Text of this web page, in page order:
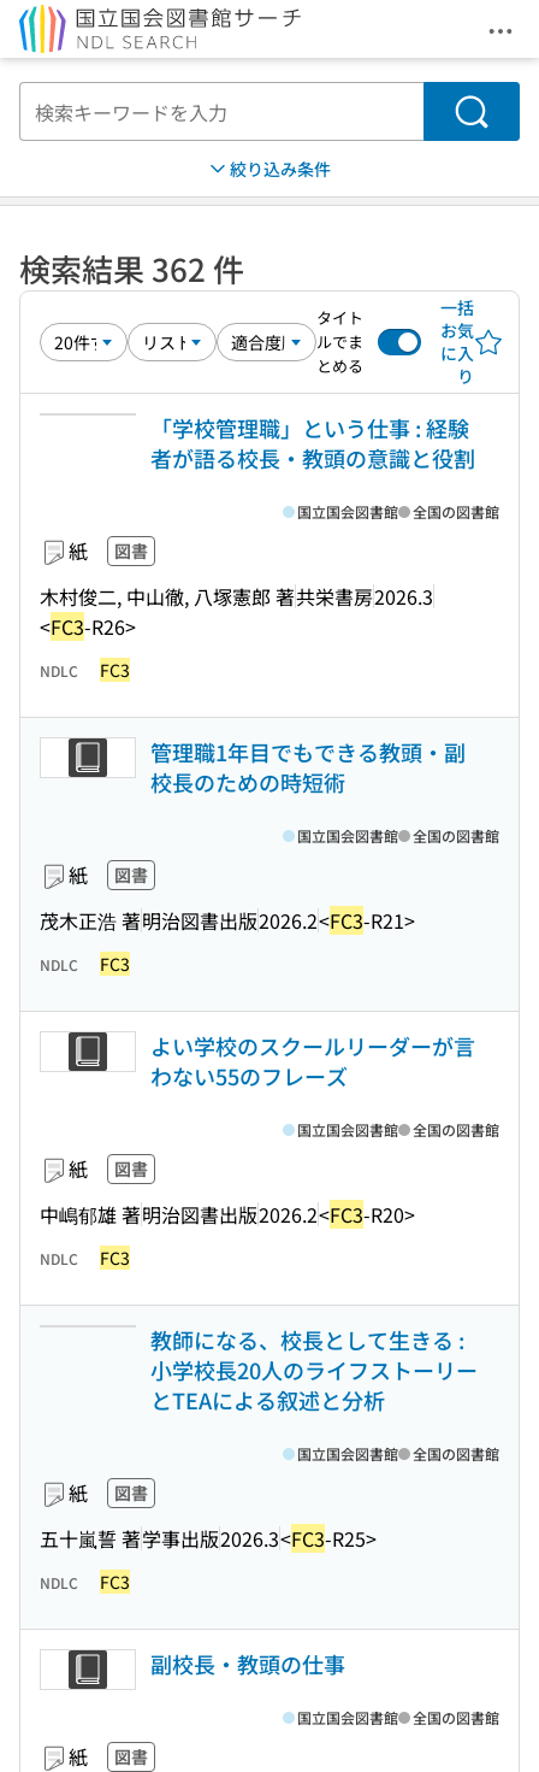
メ
検索
絞り込み条件
検索結果 362 件
タイト
ルでま
とめる
一括
お気
に入
り
「学校管理職」という仕事 : 経験
者が語る校長・教頭の意識と役割
紙 図書
木村俊二, 中山徹, 八塚憲郎 著共栄書房2026.3
<FC3-R26>
国立国会図書館 全国の図書館
NDLC FC3
管理職1年目でもできる教頭・副
校長のための時短術
紙 図書
茂木正浩 著明治図書出版2026.2<FC3-R21>
国立国会図書館 全国の図書館
NDLC FC3
よい学校のスクールリーダーが言
わない55のフレーズ
紙 図書
中嶋郁雄 著明治図書出版2026.2<FC3-R20>
国立国会図書館 全国の図書館
NDLC FC3
教師になる、校長として生きる :
小学校長20人のライフストーリー
とTEAによる叙述と分析
紙 図書
五十嵐誓 著学事出版2026.3<FC3-R25>
国立国会図書館 全国の図書館
NDLC FC3
副校長・教頭の仕事
紙 図書
国立国会図書館 全国の図書館